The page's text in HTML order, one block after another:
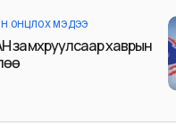
ОНЦЛОХ МЭДЭЭ
замхруулсаар хаврын